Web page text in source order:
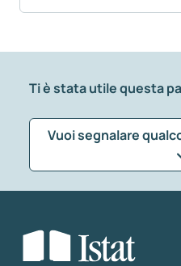
Ti è stata utile questa
Vuoi segnalare
Seleziona la tipologia